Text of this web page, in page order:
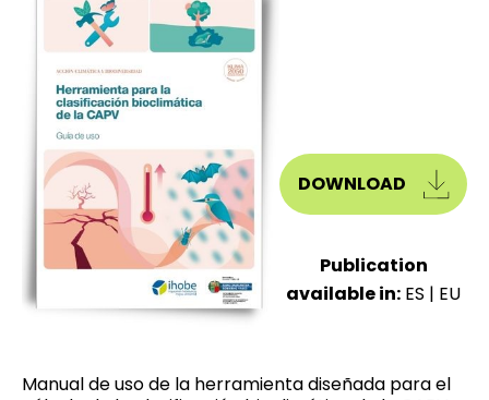
DOWNLOAD
Publication
available in: ES | EU
Manual de uso de la herramienta diseñada para el